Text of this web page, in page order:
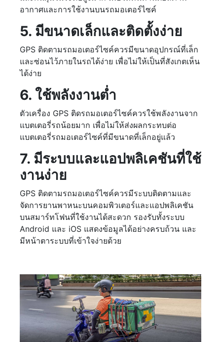
อากาศและการใช้งานบนรถมอเตอร์ไซค์
5. มีขนาดเล็กและติดตั้งง่าย
GPS ติดตามรถมอเตอร์ไซค์ควรมีขนาดอุปกรณ์ที่เล็ก
และซ่อนไว้ภายในรถได้ง่าย เพื่อไม่ให้เป็นที่สังเกตเห็น
ได้ง่าย
6. ใช้พลังงานต่ำ
ตัวเครื่อง GPS ติดรถมอเตอร์ไซค์ควรใช้พลังงานจาก
แบตเตอรี่รถน้อยมาก เพื่อไม่ให้ส่งผลกระทบต่อ
แบตเตอรี่รถมอเตอร์ไซค์ที่มีขนาดที่เล็กอยู่แล้ว
7. มีระบบและแอปพลิเคชันที่ใช้
งานง่าย
GPS ติดตามรถมอเตอร์ไซค์ควรมีระบบติดตามและ
จัดการยานพาหนะบนคอมพิวเตอร์และแอปพลิเคชัน
บนสมาร์ทโฟนที่ใช้งานได้สะดวก รองรับทั้งระบบ
Android และ iOS แสดงข้อมูลได้อย่างครบถ้วน และ
มีหน้าตาระบบที่เข้าใจง่ายด้วย